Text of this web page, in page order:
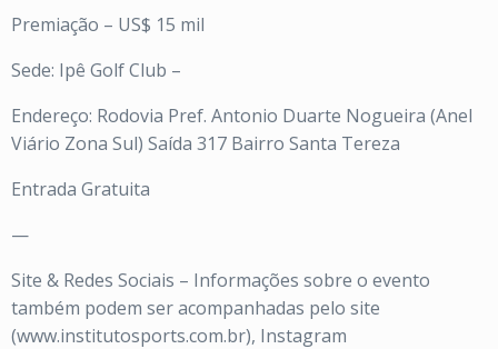
Premiação – US$ 15 mil
Sede: Ipê Golf Club –
Endereço: Rodovia Pref. Antonio Duarte Nogueira (Anel
Viário Zona Sul) Saída 317 Bairro Santa Tereza
Entrada Gratuita
—
Site & Redes Sociais – Informações sobre o evento
também podem ser acompanhadas pelo site
(www.institutosports.com.br), Instagram